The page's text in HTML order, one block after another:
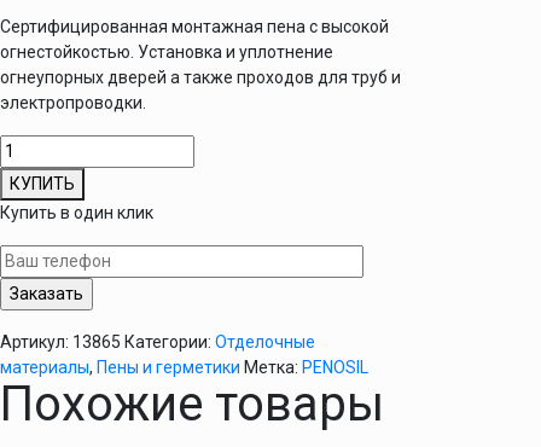
Сертифицированная монтажная пена с высокой
огнестойкостью. Установка и уплотнение
огнеупорных дверей а также проходов для труб и
электропроводки.
Количество
товара
Пена
монтажная
огнестойкая
PENOSIL
Premium
750мл
КУПИТЬ
Купить в один клик
Артикул: 13865 Категории: Отделочные
материалы, Пены и герметики Метка: PENOSIL
Похожие товары